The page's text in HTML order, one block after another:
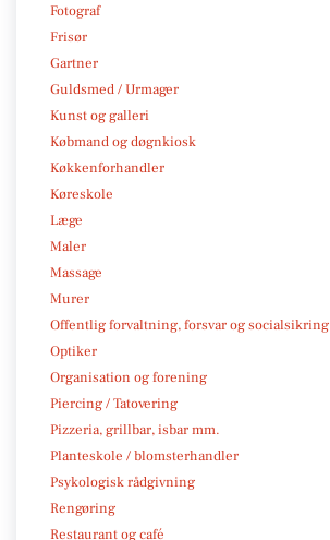
Fotograf
Frisør
Gartner
Guldsmed / Urmager
Kunst og galleri
Købmand og døgnkiosk
Køkkenforhandler
Køreskole
Læge
Maler
Massage
Murer
Offentlig forvaltning, forsvar og socialsikring
Optiker
Organisation og forening
Piercing / Tatovering
Pizzeria, grillbar, isbar mm.
Planteskole / blomsterhandler
Psykologisk rådgivning
Rengøring
Restaurant og café